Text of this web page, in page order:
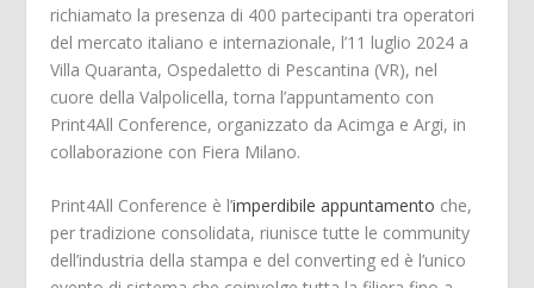
richiamato la presenza di 400 partecipanti tra operatori
del mercato italiano e internazionale, l’11 luglio 2024 a
Villa Quaranta, Ospedaletto di Pescantina (VR), nel
cuore della Valpolicella, torna l’appuntamento con
Print4All Conference, organizzato da Acimga e Argi, in
collaborazione con Fiera Milano.
Print4All Conference è l’imperdibile appuntamento che,
per tradizione consolidata, riunisce tutte le community
dell’industria della stampa e del converting ed è l’unico